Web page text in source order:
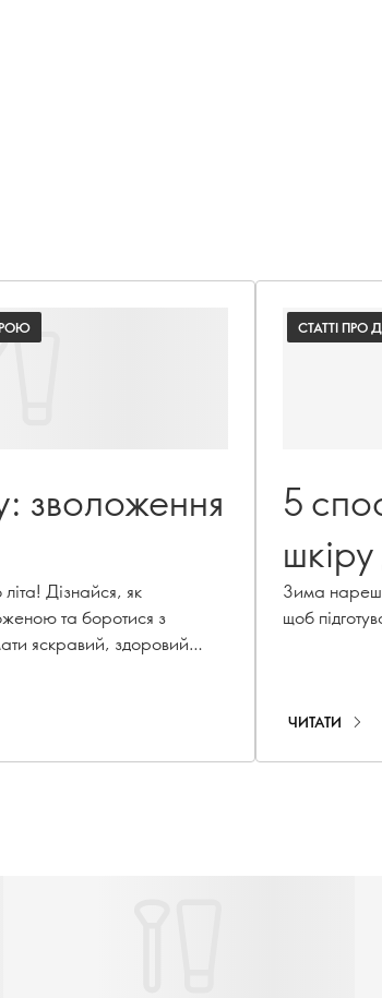
зволоження
Дізнайся, як
та боротися з
яскравий, здоровий
СТАТТІ
5
Зима
щоб
ЧИТАТИ